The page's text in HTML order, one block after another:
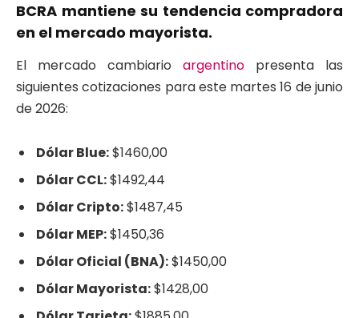
BCRA mantiene su tendencia compradora
en el mercado mayorista.
El mercado cambiario argentino presenta las
siguientes cotizaciones para este martes 16 de junio
de 2026:
Dólar Blue:$1460,00
Dólar CCL:$1492,44
Dólar Cripto:$1487,45
Dólar MEP:$1450,36
Dólar Oficial (BNA):$1450,00
Dólar Mayorista:$1428,00